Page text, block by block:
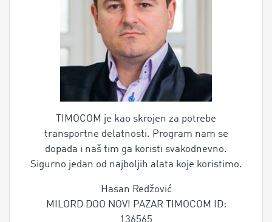
TIMOCOM je kao skrojen za potrebe
transportne delatnosti. Program nam se
dopada i naš tim ga koristi svakodnevno.
Sigurno jedan od najboljih alata koje koristimo.
Hasan Redžović
MILORD DOO NOVI PAZAR TIMOCOM ID:
136565